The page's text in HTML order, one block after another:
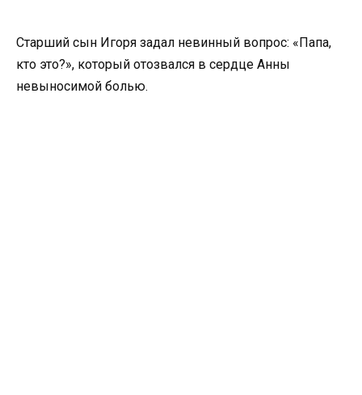
Старший сын Игоря задал невинный вопрос: «Папа,
кто это?», который отозвался в сердце Анны
невыносимой болью.